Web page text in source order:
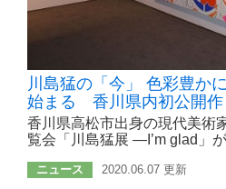
川島猛の「今」 色彩豊か
始まる 香川県内初公開作
香川県高松市出身の現代美術
覧会「川島猛展 ―I’m glad」
ニュース 2020.06.07 更新